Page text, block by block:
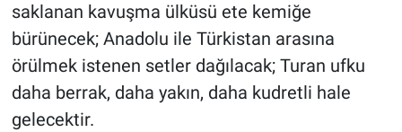
saklanan kavuşma ülküsü ete kemiğe
bürünecek; Anadolu ile Türkistan arasına
örülmek istenen setler dağılacak; Turan ufku
daha berrak, daha yakın, daha kudretli hale
gelecektir.